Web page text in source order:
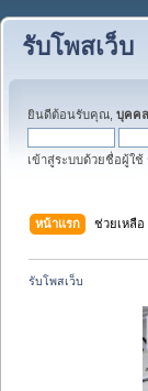
รับโพสเว็บ
ยินดีต้อนรับคุณ, บุคค
เข้าสู่ระบบด้วยชื่อผู้ใช้
หน้าแรก ช่วยเหลือ
รับโพสเว็บ